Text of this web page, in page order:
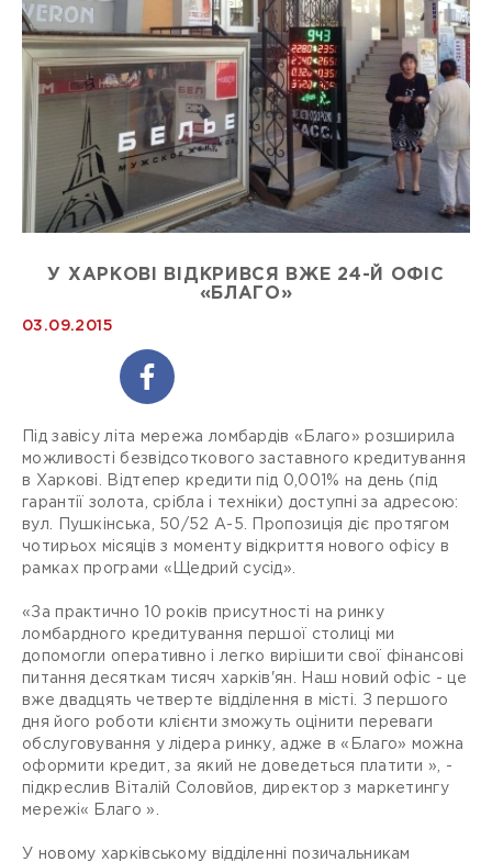
У ХАРКОВІ ВІДКРИВСЯ ВЖЕ 24-Й ОФІС
«БЛАГО»
03.09.2015
Під завісу літа мережа ломбардів «Благо» розширила
можливості безвідсоткового заставного кредитування
в Харкові. Відтепер кредити під 0,001% на день (під
гарантії золота, срібла і техніки) доступні за адресою:
вул. Пушкінська, 50/52 А-5. Пропозиція діє протягом
чотирьох місяців з моменту відкриття нового офісу в
рамках програми «Щедрий сусід».
«За практично 10 років присутності на ринку
ломбардного кредитування першої столиці ми
допомогли оперативно і легко вирішити свої фінансові
питання десяткам тисяч харків'ян. Наш новий офіс - це
вже двадцять четверте відділення в місті. З першого
дня його роботи клієнти зможуть оцінити переваги
обслуговування у лідера ринку, адже в «Благо» можна
оформити кредит, за який не доведеться платити », -
підкреслив Віталій Соловйов, директор з маркетингу
мережі« Благо ».
У новому харківському відділенні позичальникам